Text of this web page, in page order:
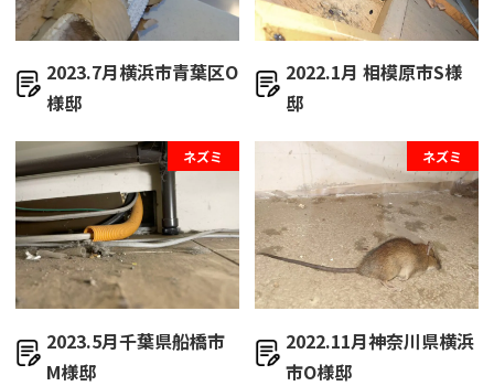
2023.7月横浜市青葉区O
様邸
2022.1月 相模原市S様
邸
ネズミ
2023.5月千葉県船橋市
M様邸
ネズミ
2022.11月神奈川県横浜
市O様邸